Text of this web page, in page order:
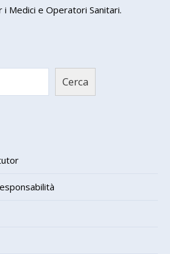
i Medici e Operatori Sanitari.
Cerca